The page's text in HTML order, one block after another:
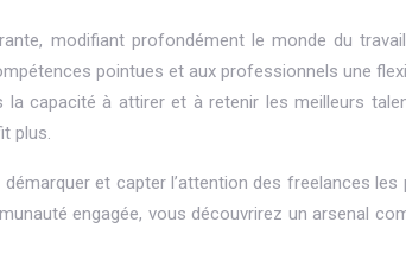
modifiant profondément le monde du
pointues et aux professionnels une
capacité à attirer et à retenir les meilleurs
plus.
et capter l’attention des freelances
engagée, vous découvrirez un arsenal